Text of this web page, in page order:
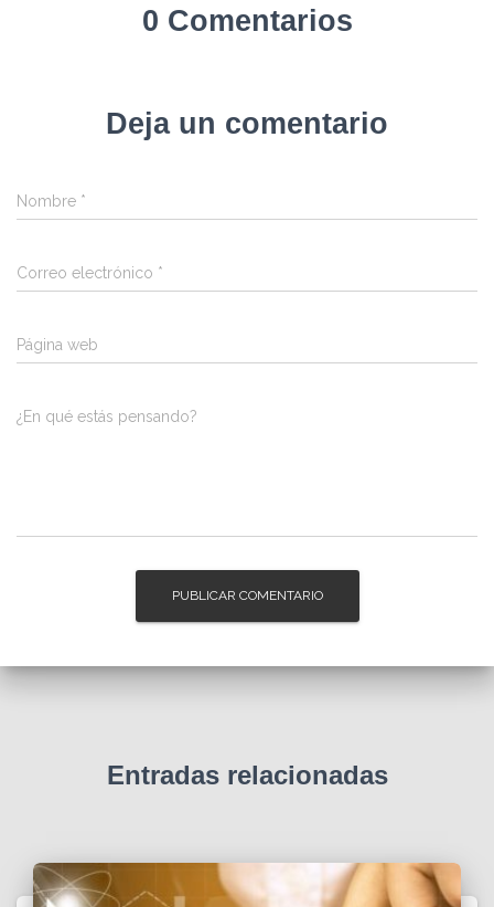
0 Comentarios
Deja un comentario
Nombre *
Correo electrónico *
Página web
¿En qué estás pensando?
Entradas relacionadas